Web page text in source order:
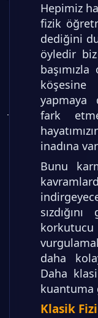
Hepimiz
fizik
dediğini
öyledir
yapmaya
fark
inadına
Bunu
daha
Daha
kuantuma
Klasik